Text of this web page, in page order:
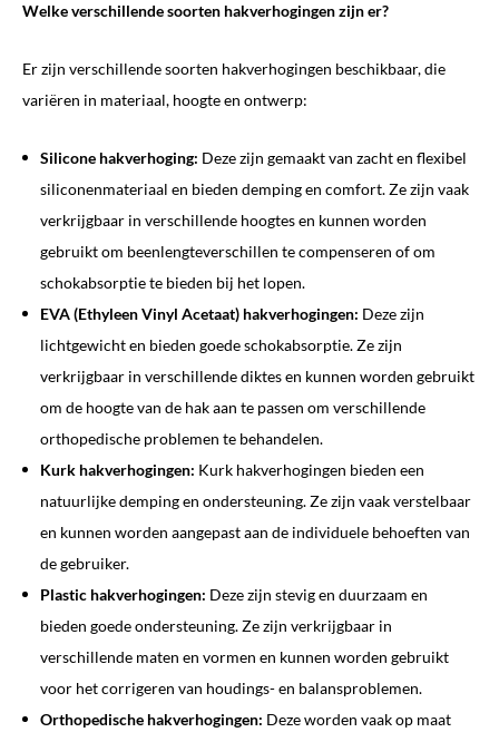
Welke verschillende soorten hakverhogingen zijn er?
Er zijn verschillende soorten hakverhogingen beschikbaar, die
variëren in materiaal, hoogte en ontwerp:
Silicone hakverhoging: Deze zijn gemaakt van zacht en flexibel
siliconenmateriaal en bieden demping en comfort. Ze zijn vaak
verkrijgbaar in verschillende hoogtes en kunnen worden
gebruikt om beenlengteverschillen te compenseren of om
schokabsorptie te bieden bij het lopen.
EVA (Ethyleen Vinyl Acetaat) hakverhogingen: Deze zijn
lichtgewicht en bieden goede schokabsorptie. Ze zijn
verkrijgbaar in verschillende diktes en kunnen worden gebruikt
om de hoogte van de hak aan te passen om verschillende
orthopedische problemen te behandelen.
Kurk hakverhogingen: Kurk hakverhogingen bieden een
natuurlijke demping en ondersteuning. Ze zijn vaak verstelbaar
en kunnen worden aangepast aan de individuele behoeften van
de gebruiker.
Plastic hakverhogingen: Deze zijn stevig en duurzaam en
bieden goede ondersteuning. Ze zijn verkrijgbaar in
verschillende maten en vormen en kunnen worden gebruikt
voor het corrigeren van houdings- en balansproblemen.
Orthopedische hakverhogingen: Deze worden vaak op maat